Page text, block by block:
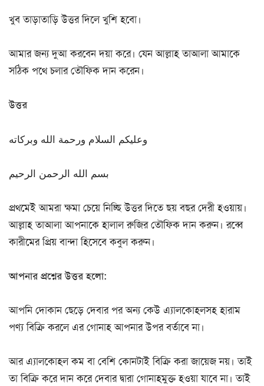
খুব তাড়াতাড়ি উত্তর দিলে খুশি হবো।
আমার জন্য দুআ করবেন দয়া করে। যেন আল্লাহ তাআলা আমাকে
সঠিক পথে চলার তৌফিক দান করেন।
উত্তর
وعليكم السلام ورحمة الله وبركاته
بسم الله الرحمن الرحيم
প্রথমেই আমরা ক্ষমা চেয়ে নিচ্ছি উত্তর দিতে ছয় বছর দেরী হওয়ায়।
আল্লাহ তাআলা আপনাকে হালাল রুজির তৌফিক দান করুন। রব্বে
কারীমের প্রিয় বান্দা হিসেবে কবুল করুন।
আপনার প্রশ্নের উত্তর হলো:
আপনি দোকান ছেড়ে দেবার পর অন্য কেউ এ্যালকোহলসহ হারাম
পণ্য বিক্রি করলে এর গোনাহ আপনার উপর বর্তাবে না।
আর এ্যালকোহল কম বা বেশি কোনটাই বিক্রি করা জায়েজ নয়। তাই
তা বিক্রি করে দান করে দেবার দ্বারা গোনাহমুক্ত হওয়া যাবে না। তাই